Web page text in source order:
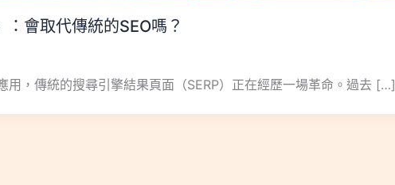
會取代傳統的SEO嗎？
用，傳統的搜尋引擎結果頁面（SERP）正在經歷一場革命。過去 […]